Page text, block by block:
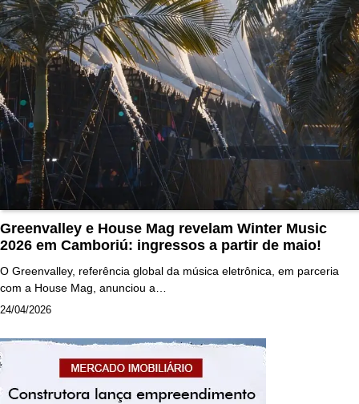
Greenvalley e House Mag revelam Winter Music
2026 em Camboriú: ingressos a partir de maio!
O Greenvalley, referência global da música eletrônica, em parceria
com a House Mag, anunciou a…
24/04/2026